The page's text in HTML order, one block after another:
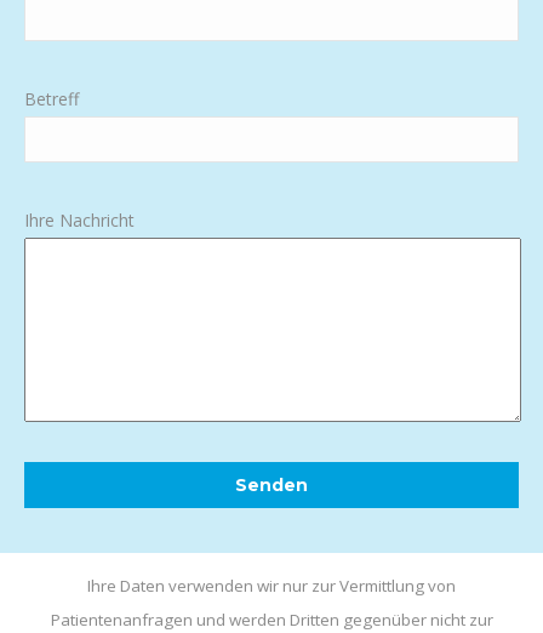
Betreff
Ihre Nachricht
Ihre Daten verwenden wir nur zur Vermittlung von
Patientenanfragen und werden Dritten gegenüber nicht zur